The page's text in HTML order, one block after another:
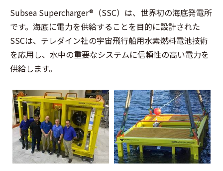
Subsea Supercharger®（SSC）は、世界初の海底発電所
です。海底に電力を供給することを目的に設計された
SSCは、テレダイン社の宇宙飛行船用水素燃料電池技術
を応用し、水中の重要なシステムに信頼性の高い電力を
供給します。